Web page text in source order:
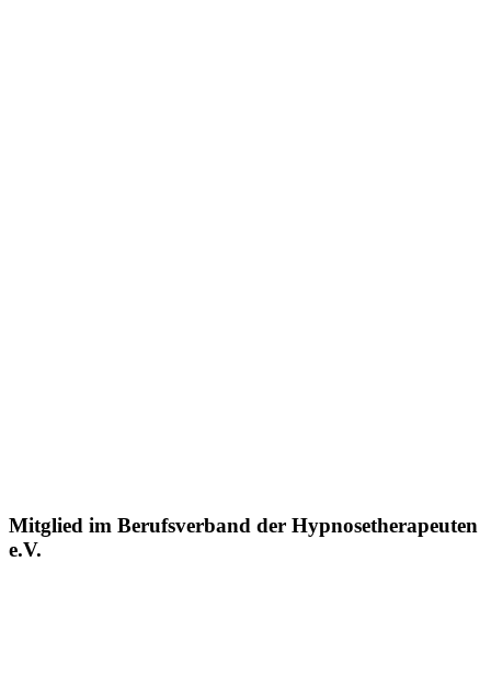
Mitglied im Berufsverband der Hypnosetherapeuten
e.V.